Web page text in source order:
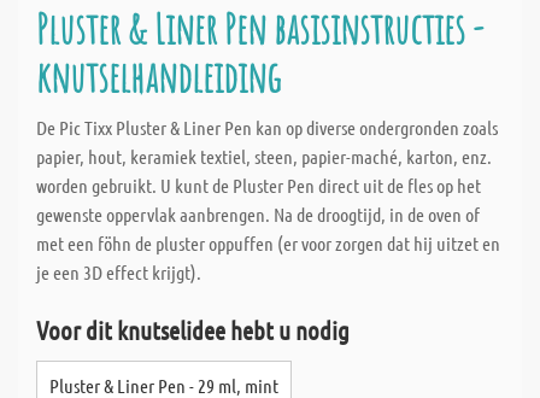
Pluster & Liner Pen basisinstructies -
knutselhandleiding
De Pic Tixx Pluster & Liner Pen kan op diverse ondergronden zoals
papier, hout, keramiek textiel, steen, papier-maché, karton, enz.
worden gebruikt. U kunt de Pluster Pen direct uit de fles op het
gewenste oppervlak aanbrengen. Na de droogtijd, in de oven of
met een föhn de pluster oppuffen (er voor zorgen dat hij uitzet en
je een 3D effect krijgt).
Voor dit knutselidee hebt u nodig
Pluster & Liner Pen - 29 ml, mint